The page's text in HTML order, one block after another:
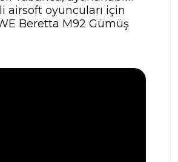
airsoft oyuncuları için
Beretta M92 Gümüş